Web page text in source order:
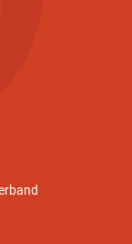
Fenster)